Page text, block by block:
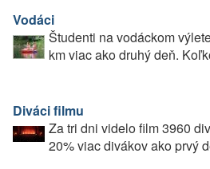
Vodáci
Študenti na vodáckom
km viac ako druhý deň.
Diváci filmu
Za tri dni videlo film 3960
20% viac divákov ako prvý